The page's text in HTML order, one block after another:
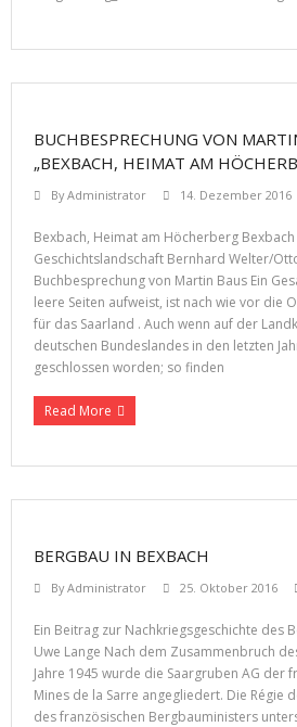
BUCHBESPRECHUNG VON
„BEXBACH, HEIMAT AM
ByAdministrator 14. Dezember 2016
Bexbach, Heimat am Höcherberg
Geschichtslandschaft Bernhard Welter/
Buchbesprechung von Martin Baus Ein
leere Seiten aufweist, ist nach wie vor die
für das Saarland . Auch wenn auf der
deutschen Bundeslandes in den letzten
geschlossen worden; so finden
Read More
BERGBAU IN BEXBACH
ByAdministrator 25. Oktober 2016
Ein Beitrag zur Nachkriegsgeschichte des
Uwe Lange Nach dem Zusammenbruch
Jahre 1945 wurde die Saargruben AG der
Mines de la Sarre angegliedert. Die Régie
des französischen Bergbauministers